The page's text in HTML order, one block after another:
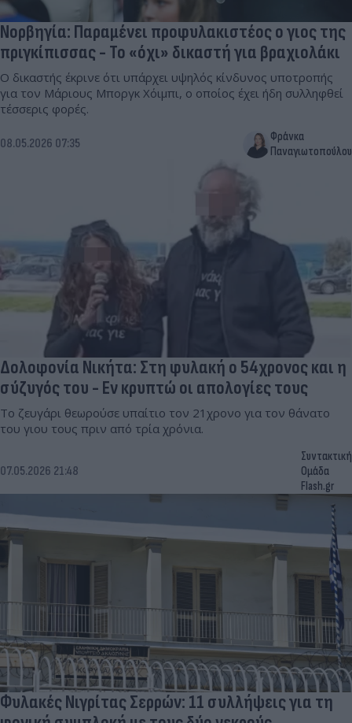
Νορβηγία: Παραμένει προφυλακιστέος ο γιος της
πριγκίπισσας - Το «όχι» δικαστή για βραχιολάκι
Ο δικαστής έκρινε ότι υπάρχει υψηλός κίνδυνος υποτροπής
για τον Μάριους Μποργκ Χόιμπι, ο οποίος έχει ήδη συλληφθεί
τέσσερις φορές.
08.05.2026 07:35
Φράνκα
Παναγιωτοπούλου
Δολοφονία Νικήτα: Στη φυλακή ο 54χρονος και η
σύζυγός του - Εν κρυπτώ οι απολογίες τους
Το ζευγάρι θεωρούσε υπαίτιο τον 21χρονο για τον θάνατο
του γιου τους πριν από τρία χρόνια.
07.05.2026 21:48
Συντακτική
Ομάδα
Flash.gr
Φυλακές Νιγρίτας Σερρών: 11 συλλήψεις για τη